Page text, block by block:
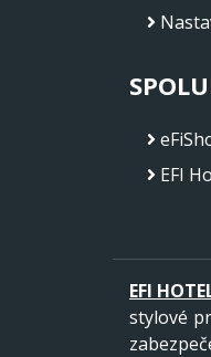
EFI
EFI
stylové